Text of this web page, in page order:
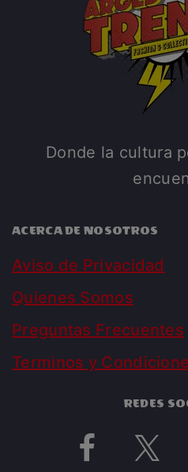
Donde la cultura
ACERCA DE NOSOTROS
Aviso de Privacidad
Quienes Somos
Preguntas Frecuentes
Terminos y
REDES